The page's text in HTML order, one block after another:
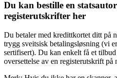
Du kan bestille en
registerutskrifter her
Du betaler med kredittkortet ditt på
trygg sveitsisk betalingsløsning (vi
sertifisert). Du kan enkelt få et
oversettelse av en registerutskrift på